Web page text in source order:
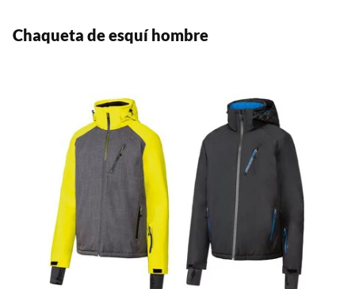
Chaqueta de esquí hombre